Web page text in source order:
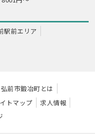
駅前エリア
弘前市鍛冶町とは
トマップ
求人情報